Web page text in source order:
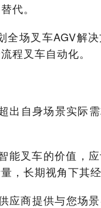
代。
全场叉车AGV解
程叉车自动化。
出自身场景实
能叉车的价值
，长期视角下其
应商提供与您